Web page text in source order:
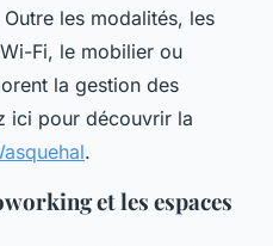
les modalités, les
Fi, le mobilier ou
la gestion des
ici pour découvrir la
.
et les espaces